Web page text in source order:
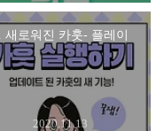
새로워진 카훗- 플레이
2020.11.13